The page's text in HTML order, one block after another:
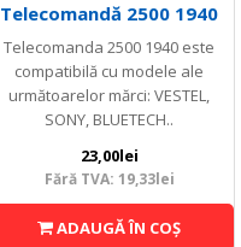
Telecomandă 2500 1940
Telecomanda 2500 1940 este
compatibilă cu modele ale
următoarelor mărci: VESTEL,
SONY, BLUETECH..
23,00lei
Fără TVA: 19,33lei
ADAUGĂ ÎN COŞ